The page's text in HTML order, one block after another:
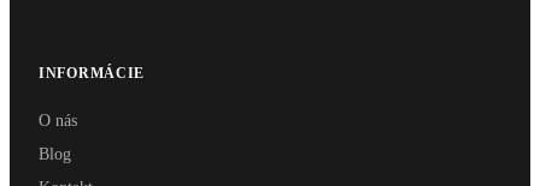
INFORMÁCIE
O nás
Blog